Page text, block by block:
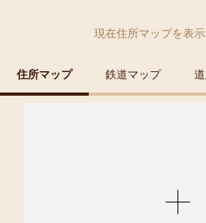
現在住所マップを表
住所マップ 鉄道マップ